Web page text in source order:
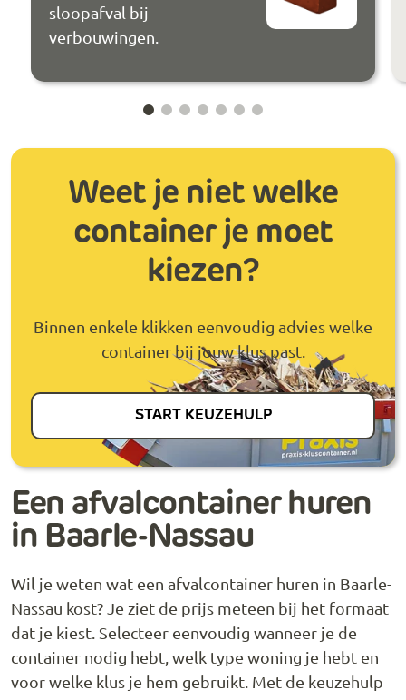
sloopafval bij
verbouwingen.
Weet je niet welke
container je moet
kiezen?
Binnen enkele klikken eenvoudig advies welke
container bij jouw klus past.
START KEUZEHULP
Een afvalcontainer huren
in Baarle-Nassau
Wil je weten wat een afvalcontainer huren in Baarle-
Nassau kost? Je ziet de prijs meteen bij het formaat
dat je kiest. Selecteer eenvoudig wanneer je de
container nodig hebt, welk type woning je hebt en
voor welke klus je hem gebruikt. Met de keuzehulp